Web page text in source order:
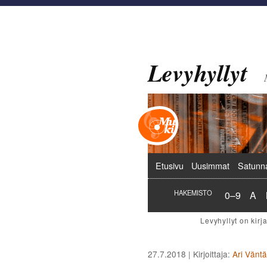
Levyhyllyt
Päävalikko
Etusivu Uusimmat
HAKEMISTO 0–9 A
27.7.2018 | Kirjoittaja: Ari